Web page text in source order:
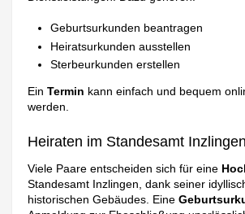
Geburtsurkunden beantragen
Heiratsurkunden ausstellen
Sterbeurkunden erstellen
EinTermin kann einfach und bequem
werden.
Heiraten im Standesamt Inzlingen
Viele Paare entscheiden sich für eine
Standesamt Inzlingen, dank seiner
historischen Gebäudes. Eine